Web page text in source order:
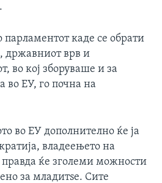
парламентот каде се обрати
државниот врв и
во кој зборуваше и за
во ЕУ, го почна на
во ЕУ дополнително ќе ја
владеењето на
правда ќе зголеми можности
за младитѕе. Сите